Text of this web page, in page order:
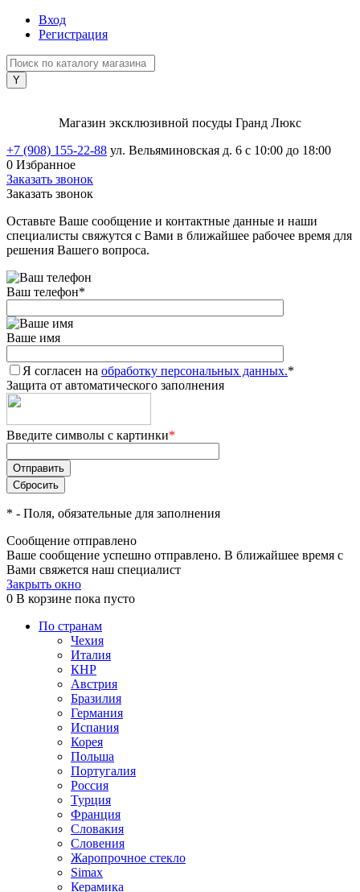
Вход
Регистрация
Магазин эксклюзивной посуды Гранд Люкс
+7 (908) 155-22-88 ул. Вельяминовская д. 6 с 10:00 до 18:00
0 Избранное
Заказать звонок
Заказать звонок
Оставьте Ваше сообщение и контактные данные и наши
специалисты свяжутся с Вами в ближайшее рабочее время для
решения Вашего вопроса.
Ваш телефон*
Ваше имя
Я согласен на обработку персональных данных.*
Защита от автоматического заполнения
Введите символы с картинки*
* - Поля, обязательные для заполнения
Сообщение отправлено
Ваше сообщение успешно отправлено. В ближайшее время с
Вами свяжется наш специалист
Закрыть окно
0 В корзине пока пусто
По странам
Чехия
Италия
КНР
Австрия
Бразилия
Германия
Испания
Корея
Польша
Португалия
Россия
Турция
Франция
Словакия
Словения
Жаропрочное стекло
Simax
Керамика